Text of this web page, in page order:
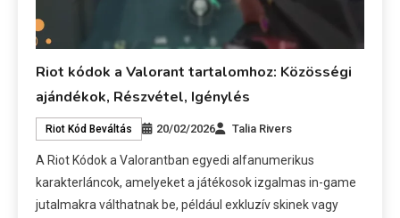
Riot kódok a Valorant tartalomhoz: Közösségi
ajándékok, Részvétel, Igénylés
Riot Kód Beváltás 20/02/2026 Talia Rivers
A Riot Kódok a Valorantban egyedi alfanumerikus
karakterláncok, amelyeket a játékosok izgalmas in-game
jutalmakra válthatnak be, például exkluzív skinek vagy